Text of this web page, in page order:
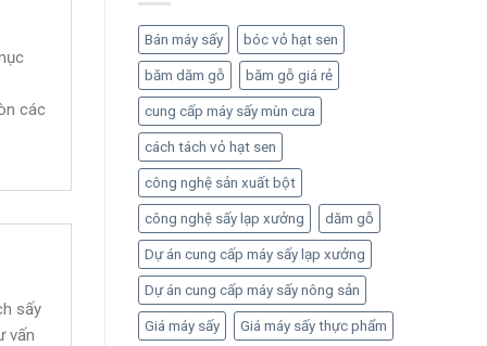
các
sấy
vấn
Bán máy sấy bóc vỏ hạt sen
băm dăm gỗ băm gỗ giá rẻ
cung cấp máy sấy mùn cưa
cách tách vỏ hạt sen
công nghệ sản xuất bột
công nghệ sấy lạp xưởng dăm gỗ
Dự án cung cấp máy sấy lạp xưởng
Dự án cung cấp máy sấy nông sản
Giá máy sấy Giá máy sấy thực phẩm